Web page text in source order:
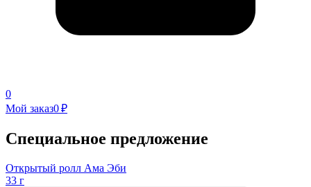
0
Мой заказ0 ₽
Специальное предложение
Открытый ролл Ама Эби
33 г